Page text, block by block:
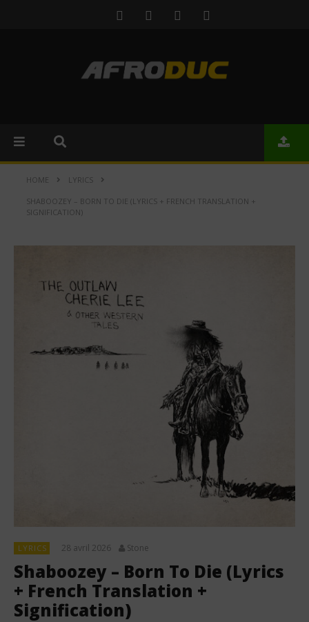
HOME LYRICS
SHABOOZEY – BORN TO DIE (LYRICS + FRENCH TRANSLATION +
SIGNIFICATION)
LYRICS 28 avril 2026 Stone
Shaboozey – Born To Die (Lyrics
+ French Translation +
Signification)